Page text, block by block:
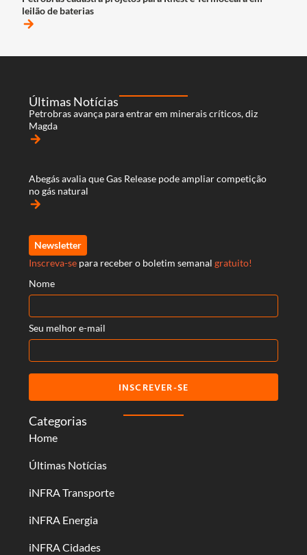
leilão de baterias
arrow_forward
Categorias
Home
Últimas Notícias
iNFRA Transporte
iNFRA Energia
iNFRA Cidades
Últimas Notícias
Petrobras avança para entrar em minerais críticos, diz
Magda
arrow_forward
Abegás avalia que Gas Release pode ampliar competição
no gás natural
arrow_forward
Newsletter
Inscreva-se para receber o boletim semanal gratuito!
Nome
Seu melhor e-mail
INSCREVER-SE